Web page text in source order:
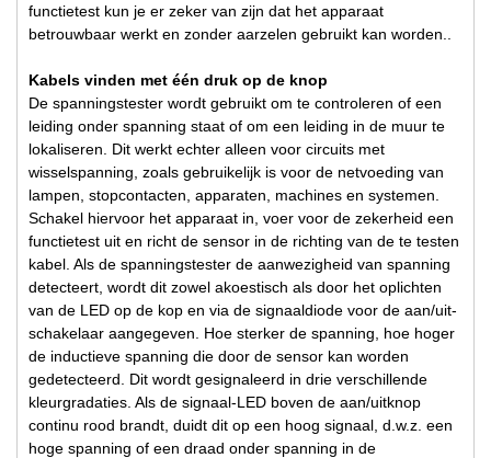
functietest kun je er zeker van zijn dat het apparaat
betrouwbaar werkt en zonder aarzelen gebruikt kan worden..
Kabels vinden met één druk op de knop
De spanningstester wordt gebruikt om te controleren of een
leiding onder spanning staat of om een leiding in de muur te
lokaliseren. Dit werkt echter alleen voor circuits met
wisselspanning, zoals gebruikelijk is voor de netvoeding van
lampen, stopcontacten, apparaten, machines en systemen.
Schakel hiervoor het apparaat in, voer voor de zekerheid een
functietest uit en richt de sensor in de richting van de te testen
kabel. Als de spanningstester de aanwezigheid van spanning
detecteert, wordt dit zowel akoestisch als door het oplichten
van de LED op de kop en via de signaaldiode voor de aan/uit-
schakelaar aangegeven. Hoe sterker de spanning, hoe hoger
de inductieve spanning die door de sensor kan worden
gedetecteerd. Dit wordt gesignaleerd in drie verschillende
kleurgradaties. Als de signaal-LED boven de aan/uitknop
continu rood brandt, duidt dit op een hoog signaal, d.w.z. een
hoge spanning of een draad onder spanning in de